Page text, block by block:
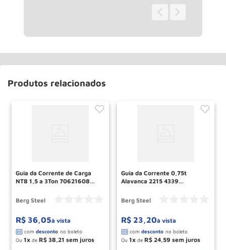
Produtos relacionados
Guia da Corrente de Carga
NT8 1,5 a 3Ton 70621608
Berg Steel
R$ 36,05à vista
Ou 1 de R$ 38 21
Guia da Corrente 0,75t
Alavanca 2215 4339
Berg Steel
R$ 23,20à vista
Ou 1 de R$ 24 59